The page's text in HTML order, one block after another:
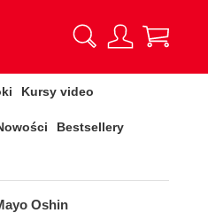
Kursy video
Bestsellery
Oshin